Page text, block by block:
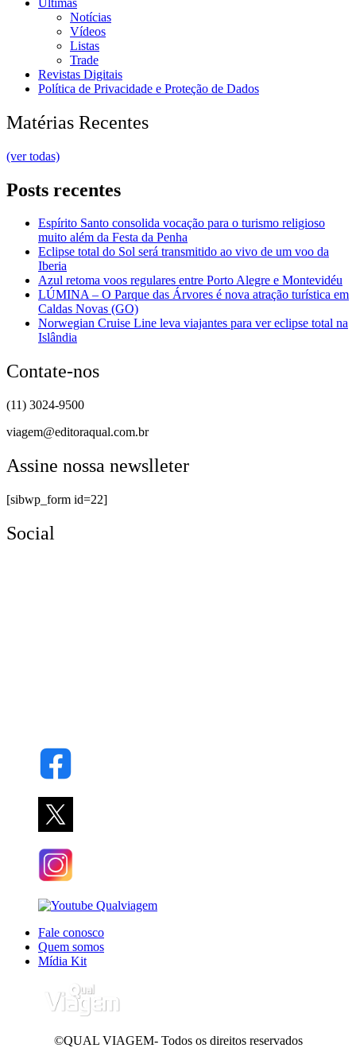
Notícias
Vídeos
Listas
Trade
Revistas Digitais
Política de Privacidade e Proteção de Dados
Matérias Recentes
(ver todas)
Posts recentes
Espírito Santo consolida vocação para o turismo religioso
muito além da Festa da Penha
Eclipse total do Sol será transmitido ao vivo de um voo da
Iberia
Azul retoma voos regulares entre Porto Alegre e Montevidéu
LÚMINA – O Parque das Árvores é nova atração turística em
Caldas Novas (GO)
Norwegian Cruise Line leva viajantes para ver eclipse total na
Islândia
Contate-nos
(11) 3024-9500
viagem@editoraqual.com.br
Assine nossa newslleter
[sibwp_form id=22]
Social
Fale conosco
Quem somos
Mídia Kit
©QUAL VIAGEM- Todos os direitos reservados